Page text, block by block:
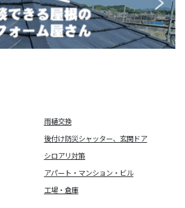
雨樋交換
後付け防災シャッター、玄関ドア
シロアリ対策
アパート・マンション・ビル
工場・倉庫